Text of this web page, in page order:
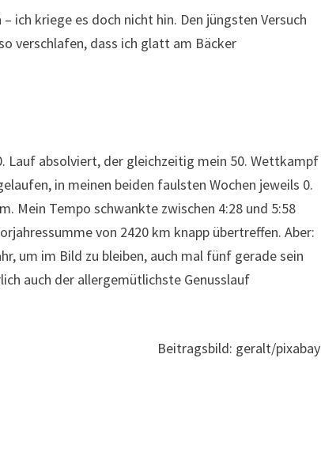
ich kriege es doch nicht hin. Den jüngsten Versuch
verschlafen, dass ich glatt am Bäcker
Lauf absolviert, der gleichzeitig mein 50. Wettkampf
in meinen beiden faulsten Wochen jeweils 0.
Mein Tempo schwankte zwischen 4:28 und 5:58
von 2420 km knapp übertreffen. Aber:
um im Bild zu bleiben, auch mal fünf gerade sein
auch der allergemütlichste Genusslauf
Beitragsbild: geralt/pixabay